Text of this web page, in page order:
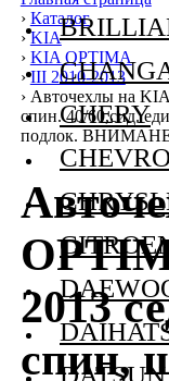
› Каталог
› KIA
› KIA OPTIMA
› III 2010-2013
› Авточехлы на
спин. 40/60,сид.
подлок.
2013
спин,
CHERY
DATSUN